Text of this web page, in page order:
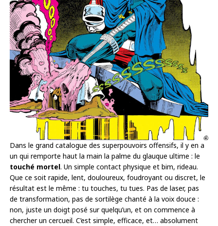
Dans le grand catalogue des superpouvoirs offensifs, il y en a
un qui remporte haut la main la palme du glauque ultime : le
touché mortel. Un simple contact physique et bim, rideau.
Que ce soit rapide, lent, douloureux, foudroyant ou discret, le
résultat est le même : tu touches, tu tues. Pas de laser, pas
de transformation, pas de sortilège chanté à la voix douce :
non, juste un doigt posé sur quelqu’un, et on commence à
chercher un cercueil. C’est simple, efficace, et… absolument